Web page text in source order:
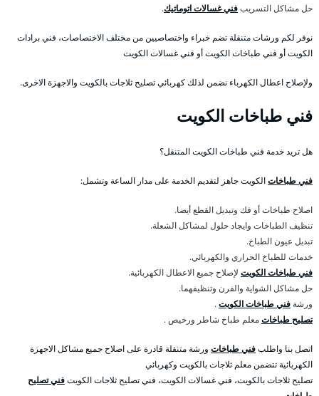
حل مشاكل التسريبفني غسالات اتوماتيك.
نوفر لكم ورشات متنقلة تضم خبراء واختصاصيين من مختلف الاختصاصات، فني برادات
الكويت أو فني طباخات الكويت أو فني غسالات الكويت
ولإصلاح اعطال الكهرباء نضمن لذلك كهربائي تصليح ثلاجات بالكويت والاجهزة الاخرى.
فني طباخات الكويت
هل تريد خدمة فني طباخات الكويت المتنقل؟
فني طباخاتالكويت جاهز لتقديم الخدمة على مدار الساعة وتشمل:
اصلاح طباخات أو فك وتبديل القطع أيضا.
تنظيف الطباخات وايجاد حلول لمشاكل الشعلة.
تبديل عيون الطباخ.
خدمات للطباخ الحراري والكهربائي.
فني طباخات الكويت لإصلاح جميع الاعطال الكهربائية.
حل مشاكل الشواية والفرن وتنظيفهما.
ورشة فني طباخات الكويت.
تصليح طباخاتمعلم طباخ شاطر ورخيص .
اتصل بنا واطلبفني طباخات ورشة متنقلة قادرة على اصلاح جميع مشاكل الاجهزة
الكهربائية تتضمن معلم ثلاجات بالكويت وكهربائي
تصليح ثلاجات بالكويت، فني غسالات الكويت، فني تصليح ثلاجات الكويتفني تصليح